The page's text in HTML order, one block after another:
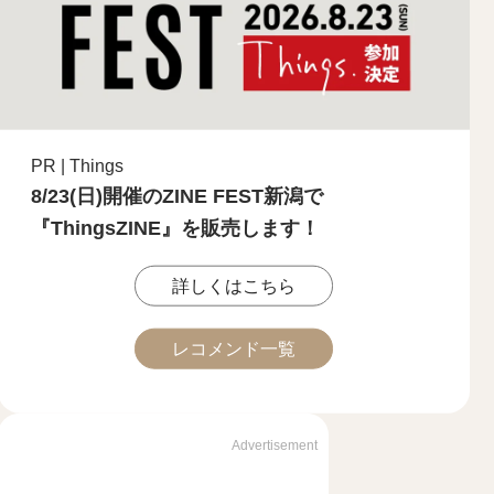
PR | Things
8/23(日)開催のZINE FEST新潟で
『ThingsZINE』を販売します！
詳しくはこちら
レコメンド一覧
Advertisement